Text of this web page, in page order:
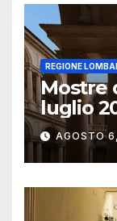
REGIONE
Mostre
luglio
AGOSTO